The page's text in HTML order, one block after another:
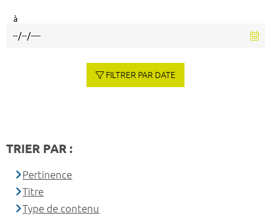
à
FILTRER PAR DATE
TRIER PAR :
Pertinence
Titre
Type de contenu